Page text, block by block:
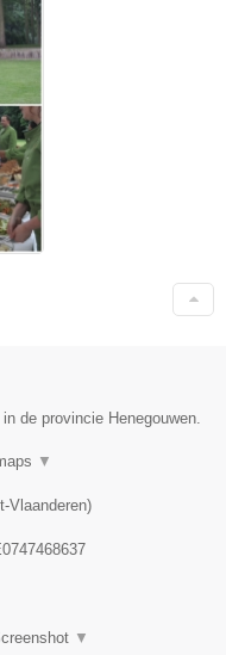
de provincie Henegouwen.
▼
Vlaanderen)
▼